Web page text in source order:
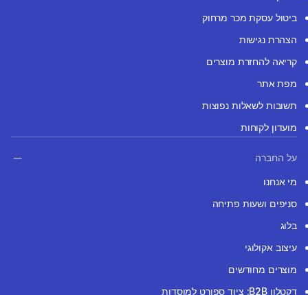
ביטול עסקת מכר מרחוק
הצהרת נגישות
קריאה להחזרת מוצרים
מפת אתר
תשובות לשאלות נפוצות
מועדון לקוחות
על החברה
מי אנחנו
סניפים ושעות פתיחה
בלוג
עיצוב אקולוגי
מוצרים מחודשים
דקטלון B2B: ציוד ספורט למוסדות